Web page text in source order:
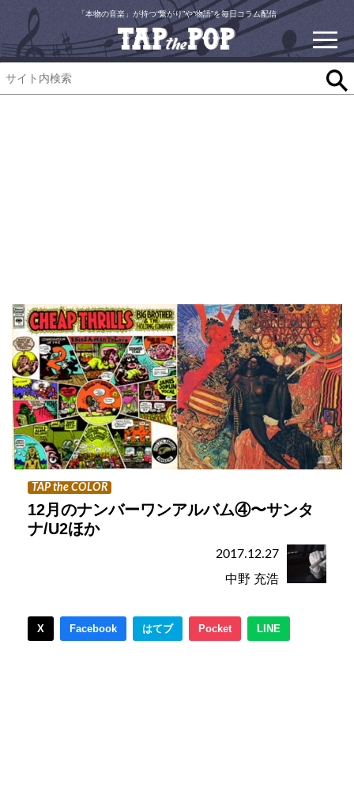
「本物の音楽」が持つ“繋がり”や“物語”を毎日コラム配信
TAP the COLOR
12月のナンバーワンアルバム④〜サンタ
ナ/U2ほか
2017.12.27
中野 充浩
X Facebook はてブ Pocket LINE